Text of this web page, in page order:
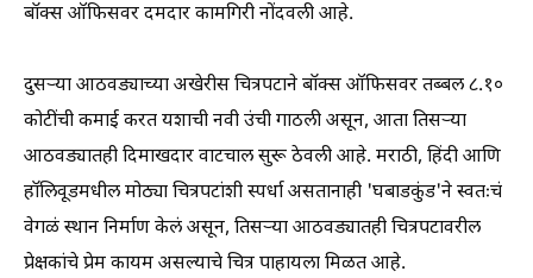
बॉक्स ऑफिसवर दमदार कामगिरी नोंदवली आहे.
दुसऱ्या आठवड्याच्या अखेरीस चित्रपटाने बॉक्स ऑफिसवर तब्बल ८.१०
कोटींची कमाई करत यशाची नवी उंची गाठली असून, आता तिसऱ्या
आठवड्यातही दिमाखदार वाटचाल सुरू ठेवली आहे. मराठी, हिंदी आणि
हॉलिवूडमधील मोठ्या चित्रपटांशी स्पर्धा असतानाही 'घबाडकुंड'ने स्वतःचं
वेगळं स्थान निर्माण केलं असून, तिसऱ्या आठवड्यातही चित्रपटावरील
प्रेक्षकांचे प्रेम कायम असल्याचे चित्र पाहायला मिळत आहे.